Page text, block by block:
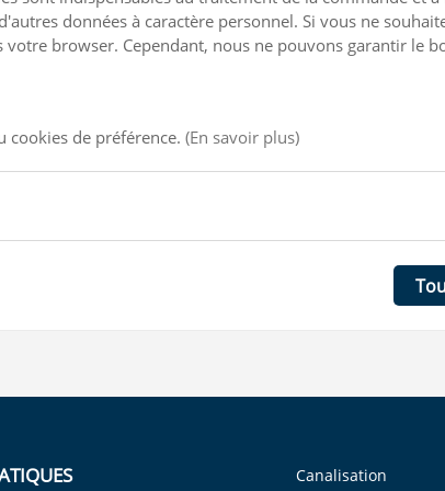
données à caractère personnel. Si vous ne
browser. Cependant, nous ne pouvons garantir le
cookies de préférence. (En savoir plus)
Canalisation